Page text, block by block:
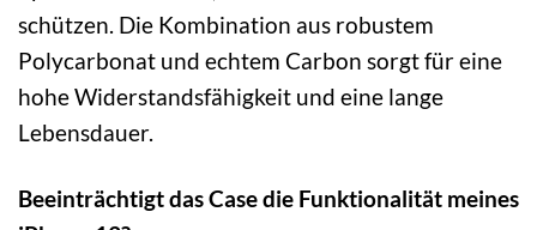
schützen. Die Kombination aus robustem
Polycarbonat und echtem Carbon sorgt für eine
hohe Widerstandsfähigkeit und eine lange
Lebensdauer.
Beeinträchtigt das Case die Funktionalität meines